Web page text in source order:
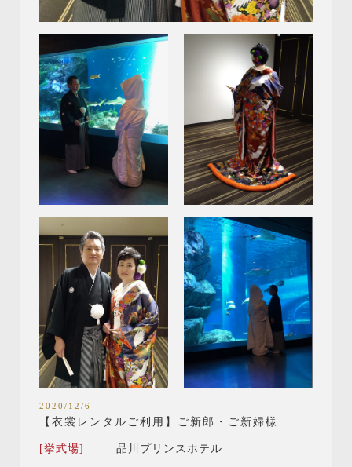
2020/12/6
【衣裳レンタルご利用】ご新郎・ご新婦様
[挙式場] 品川プリンスホテル